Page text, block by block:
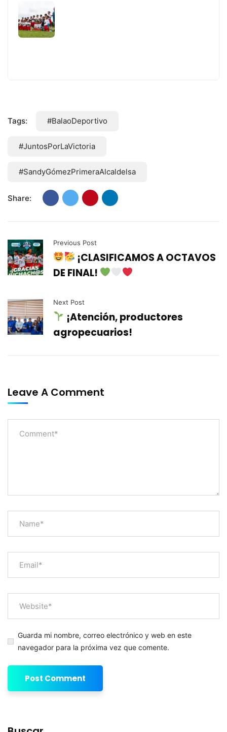
Tags: #BalaoDeportivo
#JuntosPorLaVictoria
#SandyGómezPrimeraAlcaldelsa
Share:
Previous Post
¡CLASIFICAMOS A OCTAVOS
DE FINAL!
Next Post
¡Atención, productores
agropecuarios!
Leave A Comment
Guarda mi nombre, correo electrónico y web en este
navegador para la próxima vez que comente.